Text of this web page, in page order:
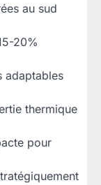
au sud
20%
adaptables
thermique
pour